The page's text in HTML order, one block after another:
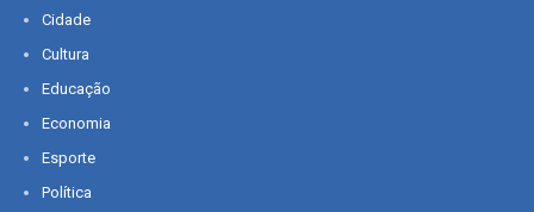
Cidade
Cultura
Educação
Economia
Esporte
Política